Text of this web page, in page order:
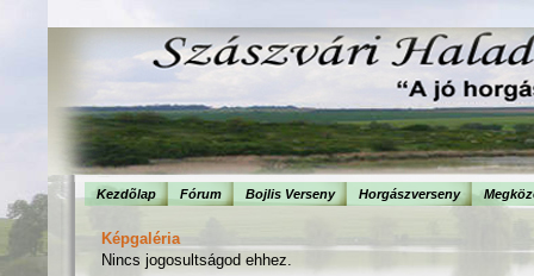
Kezdõlap Fórum Bojlis Verseny Horgászverseny
Képgaléria
Nincs jogosultságod ehhez.